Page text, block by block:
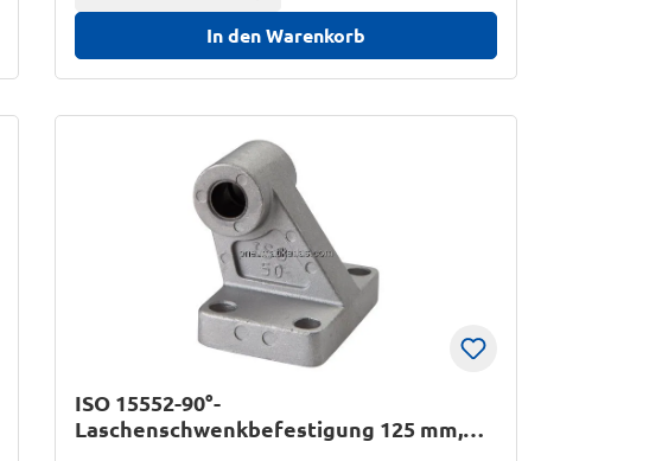
In den Warenkorb
ISO 15552-90°-
Laschenschwenkbefestigung 125 mm,